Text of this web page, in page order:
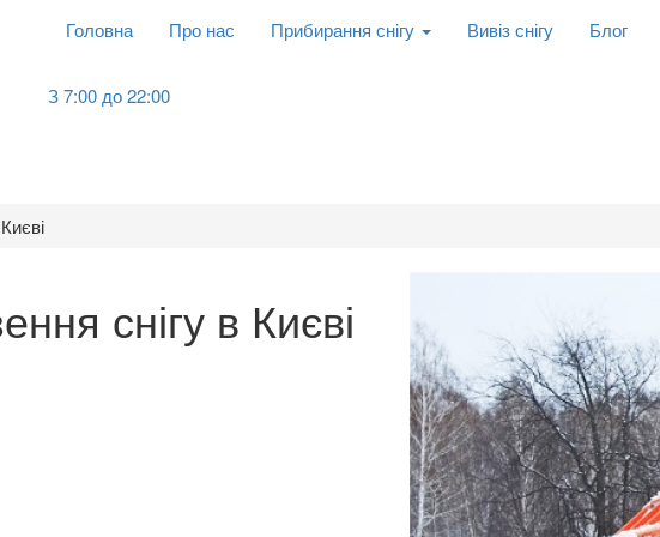
Головна Про нас Прибирання снігу Вивіз снігу Блог
З 7:00 до 22:00
снігу в Києві